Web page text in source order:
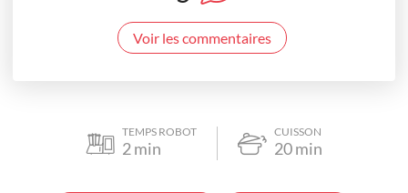
Voir les commentaires
TEMPS ROBOT
2min
CUISSON
20min